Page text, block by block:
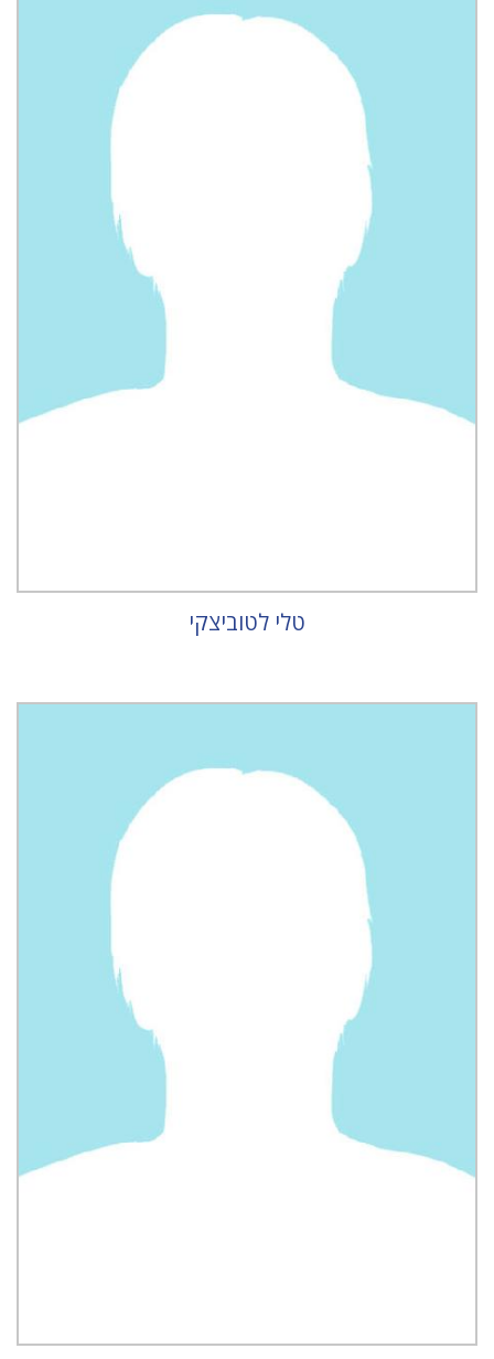
טלי לטוביצקי